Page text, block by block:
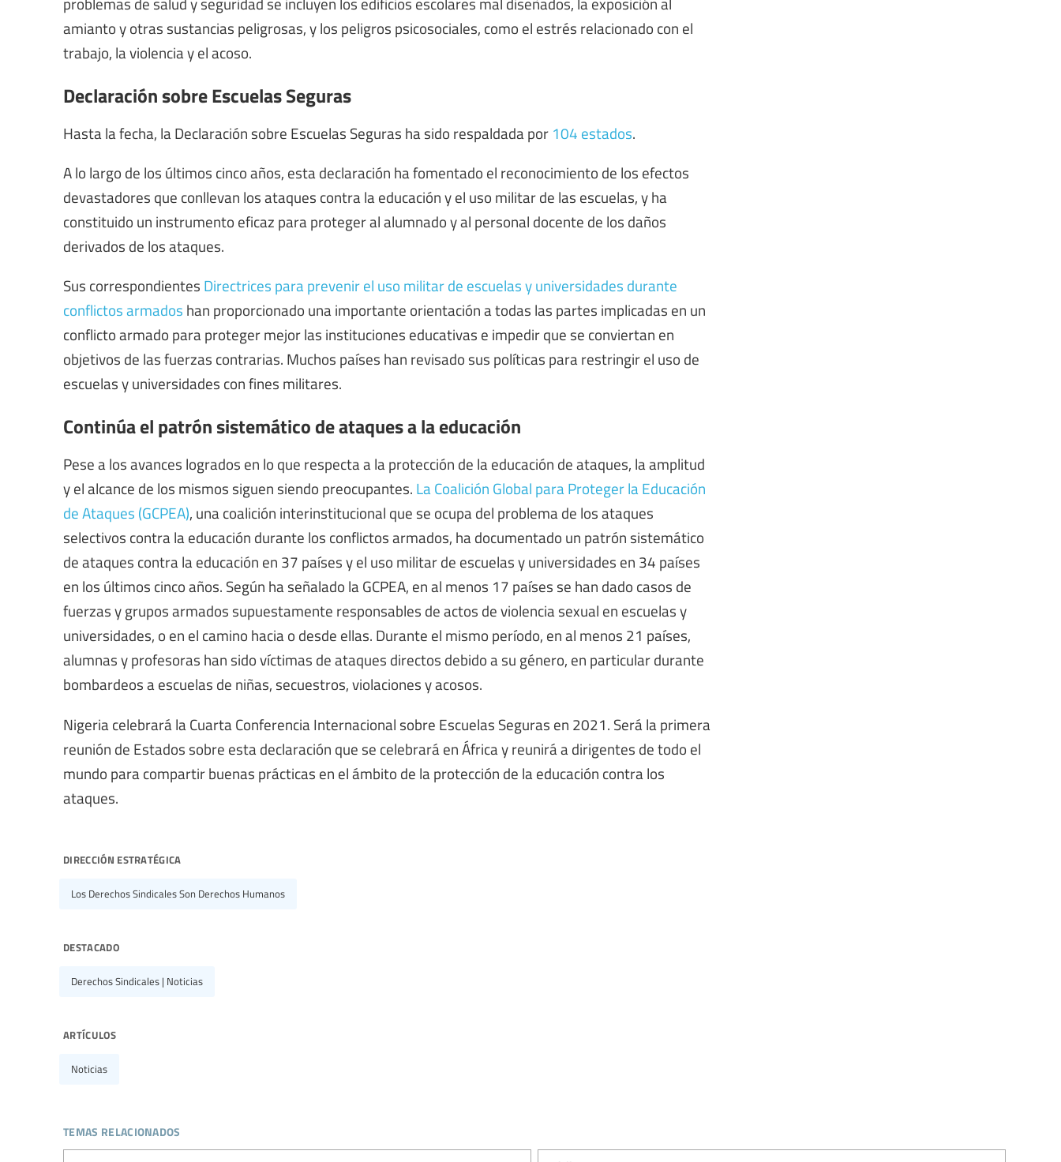
amianto y otras sustancias peligrosas, y los peligros psicosociales, como el estrés relacionado con el
trabajo, la violencia y el acoso.
Declaración sobre Escuelas Seguras
Hasta la fecha, la Declaración sobre Escuelas Seguras ha sido respaldada por 104 estados.
A lo largo de los últimos cinco años, esta declaración ha fomentado el reconocimiento de los efectos
devastadores que conllevan los ataques contra la educación y el uso militar de las escuelas, y ha
constituido un instrumento eficaz para proteger al alumnado y al personal docente de los daños
derivados de los ataques.
Sus correspondientes Directrices para prevenir el uso militar de escuelas y universidades durante
conflictos armados han proporcionado una importante orientación a todas las partes implicadas en un
conflicto armado para proteger mejor las instituciones educativas e impedir que se conviertan en
objetivos de las fuerzas contrarias. Muchos países han revisado sus políticas para restringir el uso de
escuelas y universidades con fines militares.
Continúa el patrón sistemático de ataques a la educación
Pese a los avances logrados en lo que respecta a la protección de la educación de ataques, la amplitud
y el alcance de los mismos siguen siendo preocupantes. La Coalición Global para Proteger la Educación
de Ataques (GCPEA), una coalición interinstitucional que se ocupa del problema de los ataques
selectivos contra la educación durante los conflictos armados, ha documentado un patrón sistemático
de ataques contra la educación en 37 países y el uso militar de escuelas y universidades en 34 países
en los últimos cinco años. Según ha señalado la GCPEA, en al menos 17 países se han dado casos de
fuerzas y grupos armados supuestamente responsables de actos de violencia sexual en escuelas y
universidades, o en el camino hacia o desde ellas. Durante el mismo período, en al menos 21 países,
alumnas y profesoras han sido víctimas de ataques directos debido a su género, en particular durante
bombardeos a escuelas de niñas, secuestros, violaciones y acosos.
Nigeria celebrará la Cuarta Conferencia Internacional sobre Escuelas Seguras en 2021. Será la primera
reunión de Estados sobre esta declaración que se celebrará en África y reunirá a dirigentes de todo el
mundo para compartir buenas prácticas en el ámbito de la protección de la educación contra los
ataques.
dirección estratégica
Los Derechos Sindicales Son Derechos Humanos
destacado
Derechos Sindicales | Noticias
artículos
Noticias
temas relacionados